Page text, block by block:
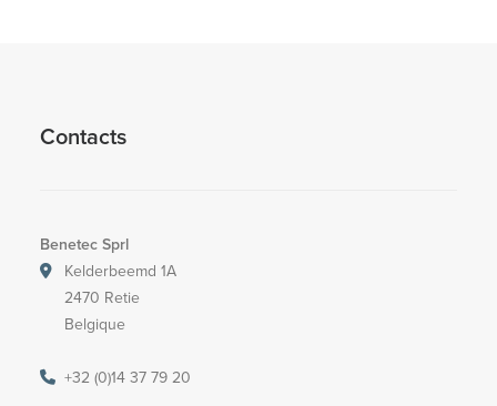
Contacts
Benetec Sprl
Kelderbeemd 1A
2470 Retie
Belgique
+32 (0)14 37 79 20